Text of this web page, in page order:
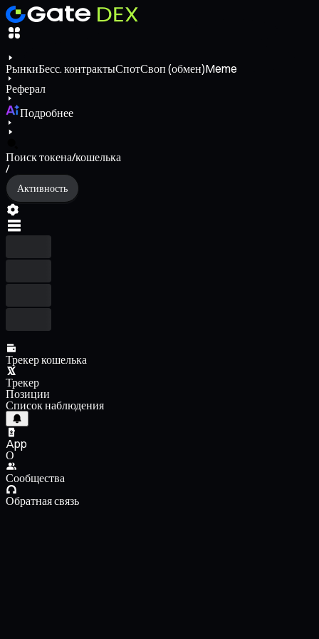
РынкиБесс. контрактыСпотСвоп (обмен)Meme
Реферал
Подробнее
Поиск токена/кошелька
/
Активность
Трекер кошелька
Трекер
Позиции
Список наблюдения
App
О
Сообщества
Обратная связь